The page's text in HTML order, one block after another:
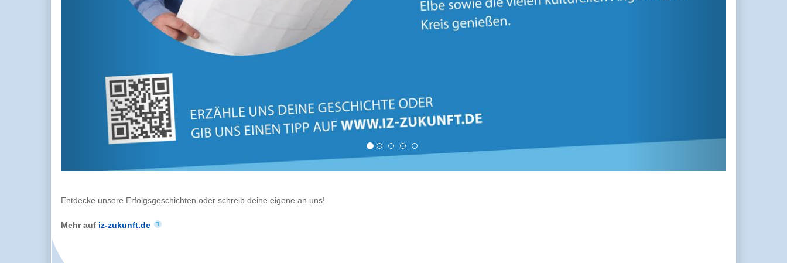
Entdecke unsere Erfolgsgeschichten oder schreib deine eigene an uns!
Mehr auf iz-zukunft.de